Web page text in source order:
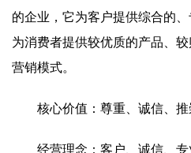
的企业，它为客户提供综合的、
为消费者提供较优质的产品、
营销模式。
核心价值：尊重、诚信、
经营理念：客户、诚信、